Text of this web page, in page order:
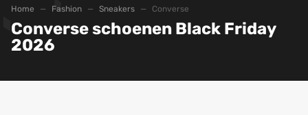
Home Fashion Sneakers Converse
Converse schoenen Black Friday
2026